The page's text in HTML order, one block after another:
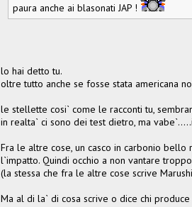
paura anche ai blasonati JAP !
lo hai detto tu.
oltre tutto anche se fosse stata americana
le stellette cosi` come le racconti tu,
in realta` ci sono dei test dietro, ma
Fra le altre cose, un casco in carbonio
l`impatto. Quindi occhio a non vantare
(la stessa che fra le altre cose scrive
Ma al di la` di cosa scrive o dice chi